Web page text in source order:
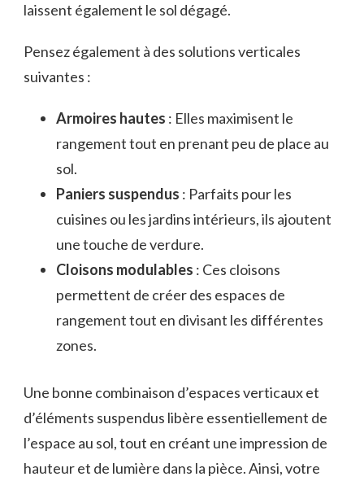
laissent également le sol dégagé.
Pensez également à des solutions verticales
suivantes :
Armoires hautes : Elles maximisent le
rangement tout en prenant peu de place au
sol.
Paniers suspendus : Parfaits pour les
cuisines ou les jardins intérieurs, ils ajoutent
une touche de verdure.
Cloisons modulables : Ces cloisons
permettent de créer des espaces de
rangement tout en divisant les différentes
zones.
Une bonne combinaison d’espaces verticaux et
d’éléments suspendus libère essentiellement de
l’espace au sol, tout en créant une impression de
hauteur et de lumière dans la pièce. Ainsi, votre